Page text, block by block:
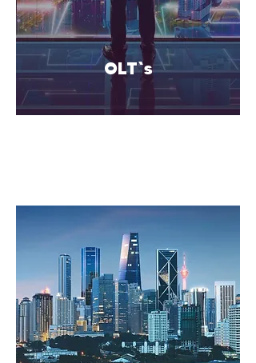
OLT`s